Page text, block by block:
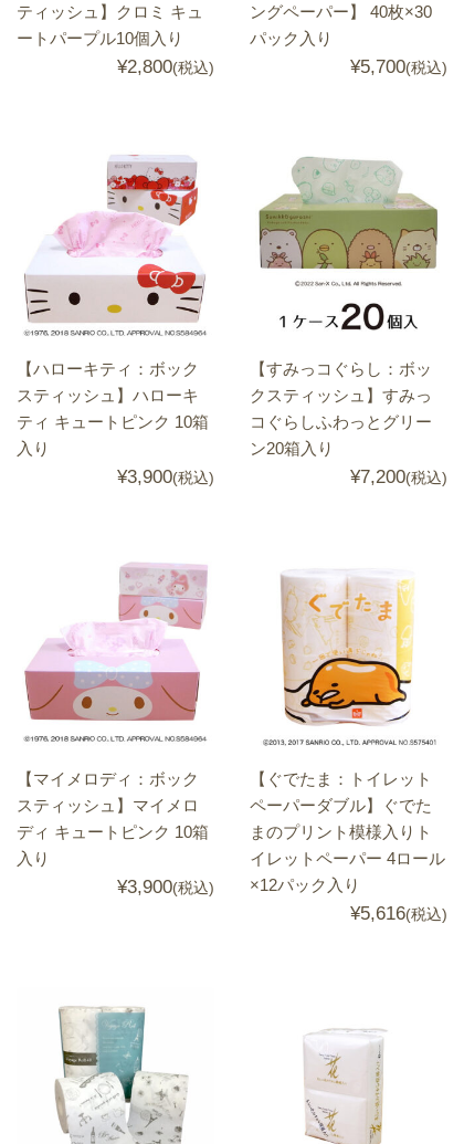
ティッシュ】クロミ キュ
ートパープル10個入り
¥2,800(税込)
ングペーパー】 40枚×30
パック入り
¥5,700(税込)
【ハローキティ：ボック
スティッシュ】ハローキ
ティ キュートピンク 10箱
入り
¥3,900(税込)
【すみっコぐらし：ボッ
クスティッシュ】すみっ
コぐらしふわっとグリー
ン20箱入り
¥7,200(税込)
【マイメロディ：ボック
スティッシュ】マイメロ
ディ キュートピンク 10箱
入り
¥3,900(税込)
【ぐでたま：トイレット
ペーパーダブル】ぐでた
まのプリント模様入りト
イレットペーパー 4ロール
×12パック入り
¥5,616(税込)